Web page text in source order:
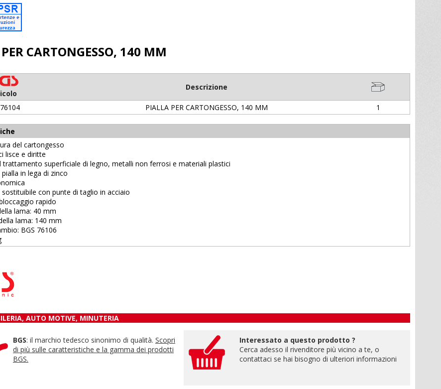
CARTONGESSO, 140 MM
Descrizione
PIALLA PER CARTONGESSO, 140 MM 1
del cartongesso
lisce e diritte
trattamento superficiale di legno, metalli non ferrosi e materiali plastici
in lega di zinco
sostituibile con punte di taglio in acciaio
rapido
lama: 40 mm
lama: 140 mm
BGS 76106
AUTO MOTIVE, MINUTERIA
BGS: il marchio tedesco sinonimo di qualità. Scopri
di più sulle caratteristiche e la gamma dei prodotti
BGS.
Interessato a questo prodotto ?
Cerca adesso il rivenditore più vicino a te, o
contattaci se hai bisogno di ulteriori informazioni